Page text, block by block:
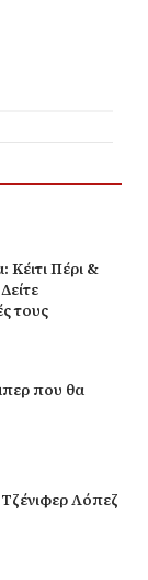
Πέρι &
τους
που θα
Λόπεζ